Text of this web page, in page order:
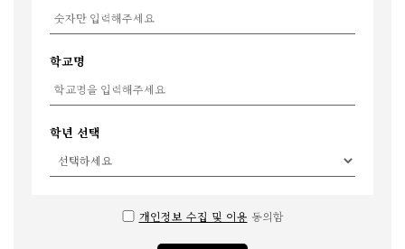
학교명
학년 선택
개인정보 수집 및 이용 동의함